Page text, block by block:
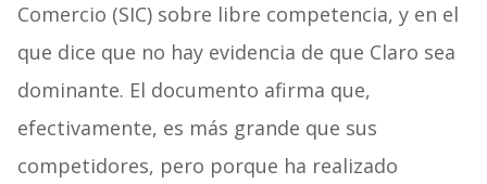
Comercio (SIC) sobre libre competencia, y en el
que dice que no hay evidencia de que Claro sea
dominante. El documento afirma que,
efectivamente, es más grande que sus
competidores, pero porque ha realizado